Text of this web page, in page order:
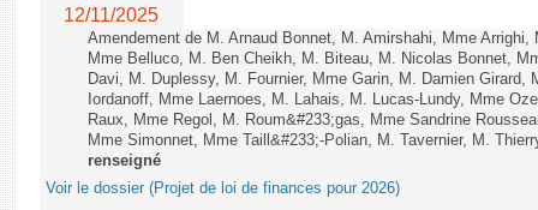
12/11/2025
Amendement de M. Arnaud Bonnet, M. Amirshahi, Mme
Mme Belluco, M. Ben Cheikh, M. Biteau, M. Nicolas Bonnet,
Davi, M. Duplessy, M. Fournier, Mme Garin, M. Damien Girard,
Iordanoff, Mme Laernoes, M. Lahais, M. Lucas-Lundy, Mme
Raux, Mme Regol, M. Roum&#233;gas, Mme Sandrine
Mme Simonnet, Mme Taill&#233;-Polian, M. Tavernier, M.
renseigné
Voir le dossier (Projet de loi de finances pour 2026)